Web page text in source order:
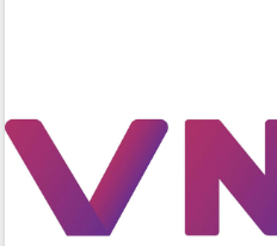
Đắk Lắk phát động hưởng ứng Ngày
Quyền của người tiêu dùng Việt Nam
2026
Đẩy mạnh cải cách hành chính, quyết
tâm đạt được mục tiêu tăng trưởng